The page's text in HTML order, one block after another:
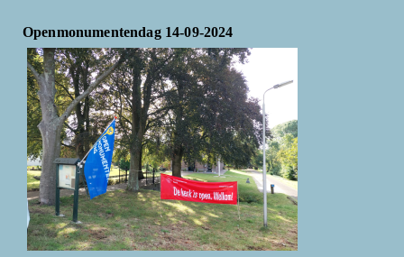
Openmonumentendag 14-09-2024